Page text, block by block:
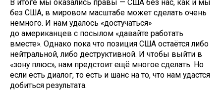
В итоге мы оказались правы — США без нас, как и мы
без США, в мировом масштабе может сделать очень
немного. И нам удалось «достучаться»
до американцев с посылом «давайте работать
вместе». Однако пока что позиция США остаётся либо
нейтральной, либо деструктивной. И чтобы выйти в
«зону плюс», нам предстоит ещё многое сделать. Но
если есть диалог, то есть и шанс на то, что нам удастся
добиться результата.